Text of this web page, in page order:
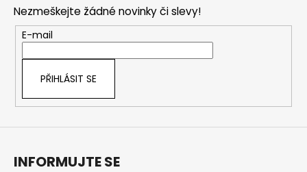
Nezmeškejte žádné novinky či slevy!
E-mail
PŘIHLÁSIT SE
INFORMUJTE SE